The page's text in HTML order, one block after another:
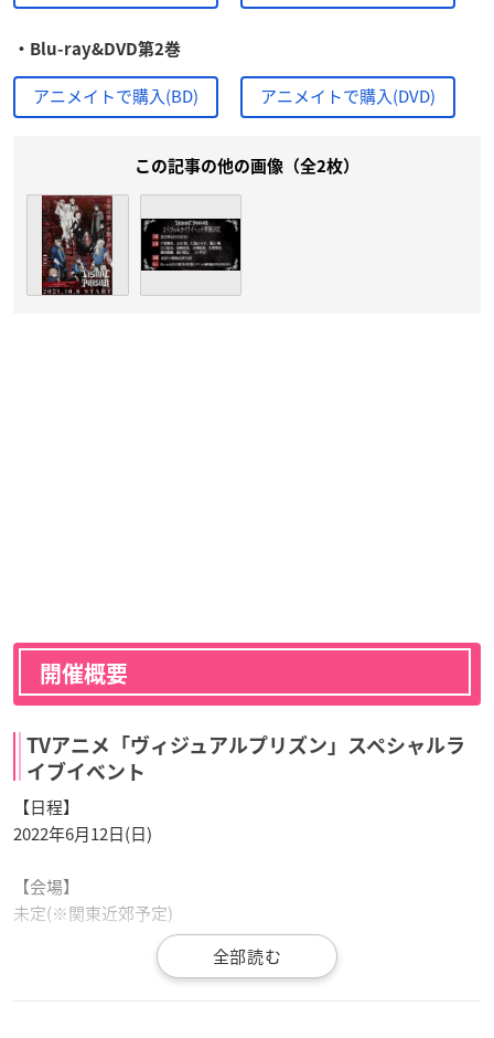
・Blu-ray&DVD第2巻
アニメイトで購入(BD) アニメイトで購入(DVD)
この記事の他の画像（全2枚）
開催概要
TVアニメ「ヴィジュアルプリズン」スペシャルラ
イブイベント
【日程】
2022年6月12日(日)
【会場】
未定(※関東近郊予定)
【イベント申込期間】